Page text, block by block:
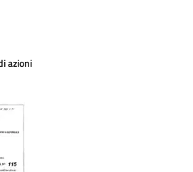
azioni